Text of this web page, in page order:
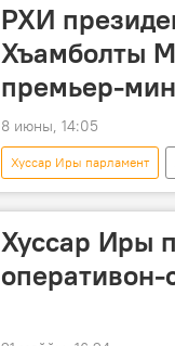
РХИ
Хъамболты
премьер-
8 июны, 14:05
Хуссар Иры парламент
Хуссар Иры хицауад
Хуссар Иры